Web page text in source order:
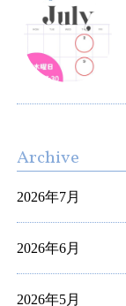
Archive
2026年7月
2026年6月
2026年5月